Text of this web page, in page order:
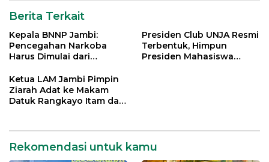
Berita Terkait
Kepala BNNP Jambi:
Pencegahan Narkoba
Harus Dimulai dari
Indonesia Emas 2045
Presiden Club UNJA Resmi
Terbentuk, Himpun
Presiden Mahasiswa
Ketua LAM Jambi Pimpin
Ziarah Adat ke Makam
Datuk Rangkayo Itam dan
Rekomendasi untuk kamu